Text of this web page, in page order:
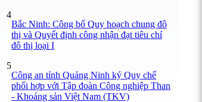
4
Bắc Ninh: Công bố Quy hoạch chung đô
thị và Quyết định công nhận đạt tiêu chí
đô thị loại I
5
Công an tỉnh Quảng Ninh ký Quy chế
phối hợp với Tập đoàn Công nghiệp Than
- Khoáng sản Việt Nam (TKV)